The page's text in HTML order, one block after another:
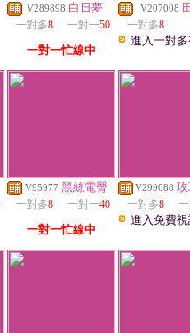
V289898 白日夢
一對多8 一對一50
一對一忙線中
V207008
一對多8
進入一對
V95977 黑絲電臀
一對多8 一對一40
一對一忙線中
V299088
一對多8
進入免費